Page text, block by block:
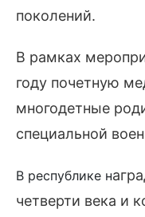
поколений.
В рамках
году почетную
многодетные
специальной
В республике н
четверти века и